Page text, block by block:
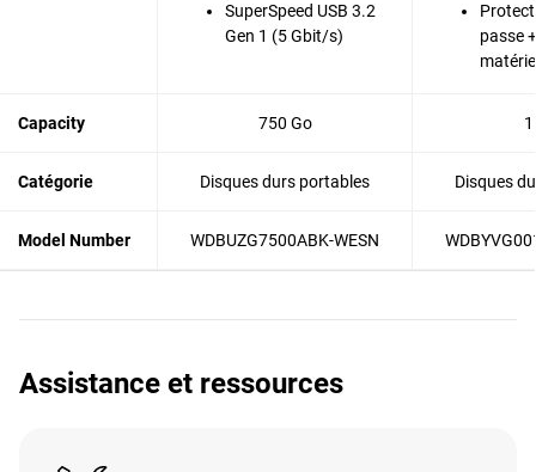
SuperSpeed USB 3.2
Gen 1 (5 Gbit/s)
passe
Capacity 750 Go
Catégorie Disques durs portables Disques
Model Number WDBUZG7500ABK-WESN
Assistance et ressources